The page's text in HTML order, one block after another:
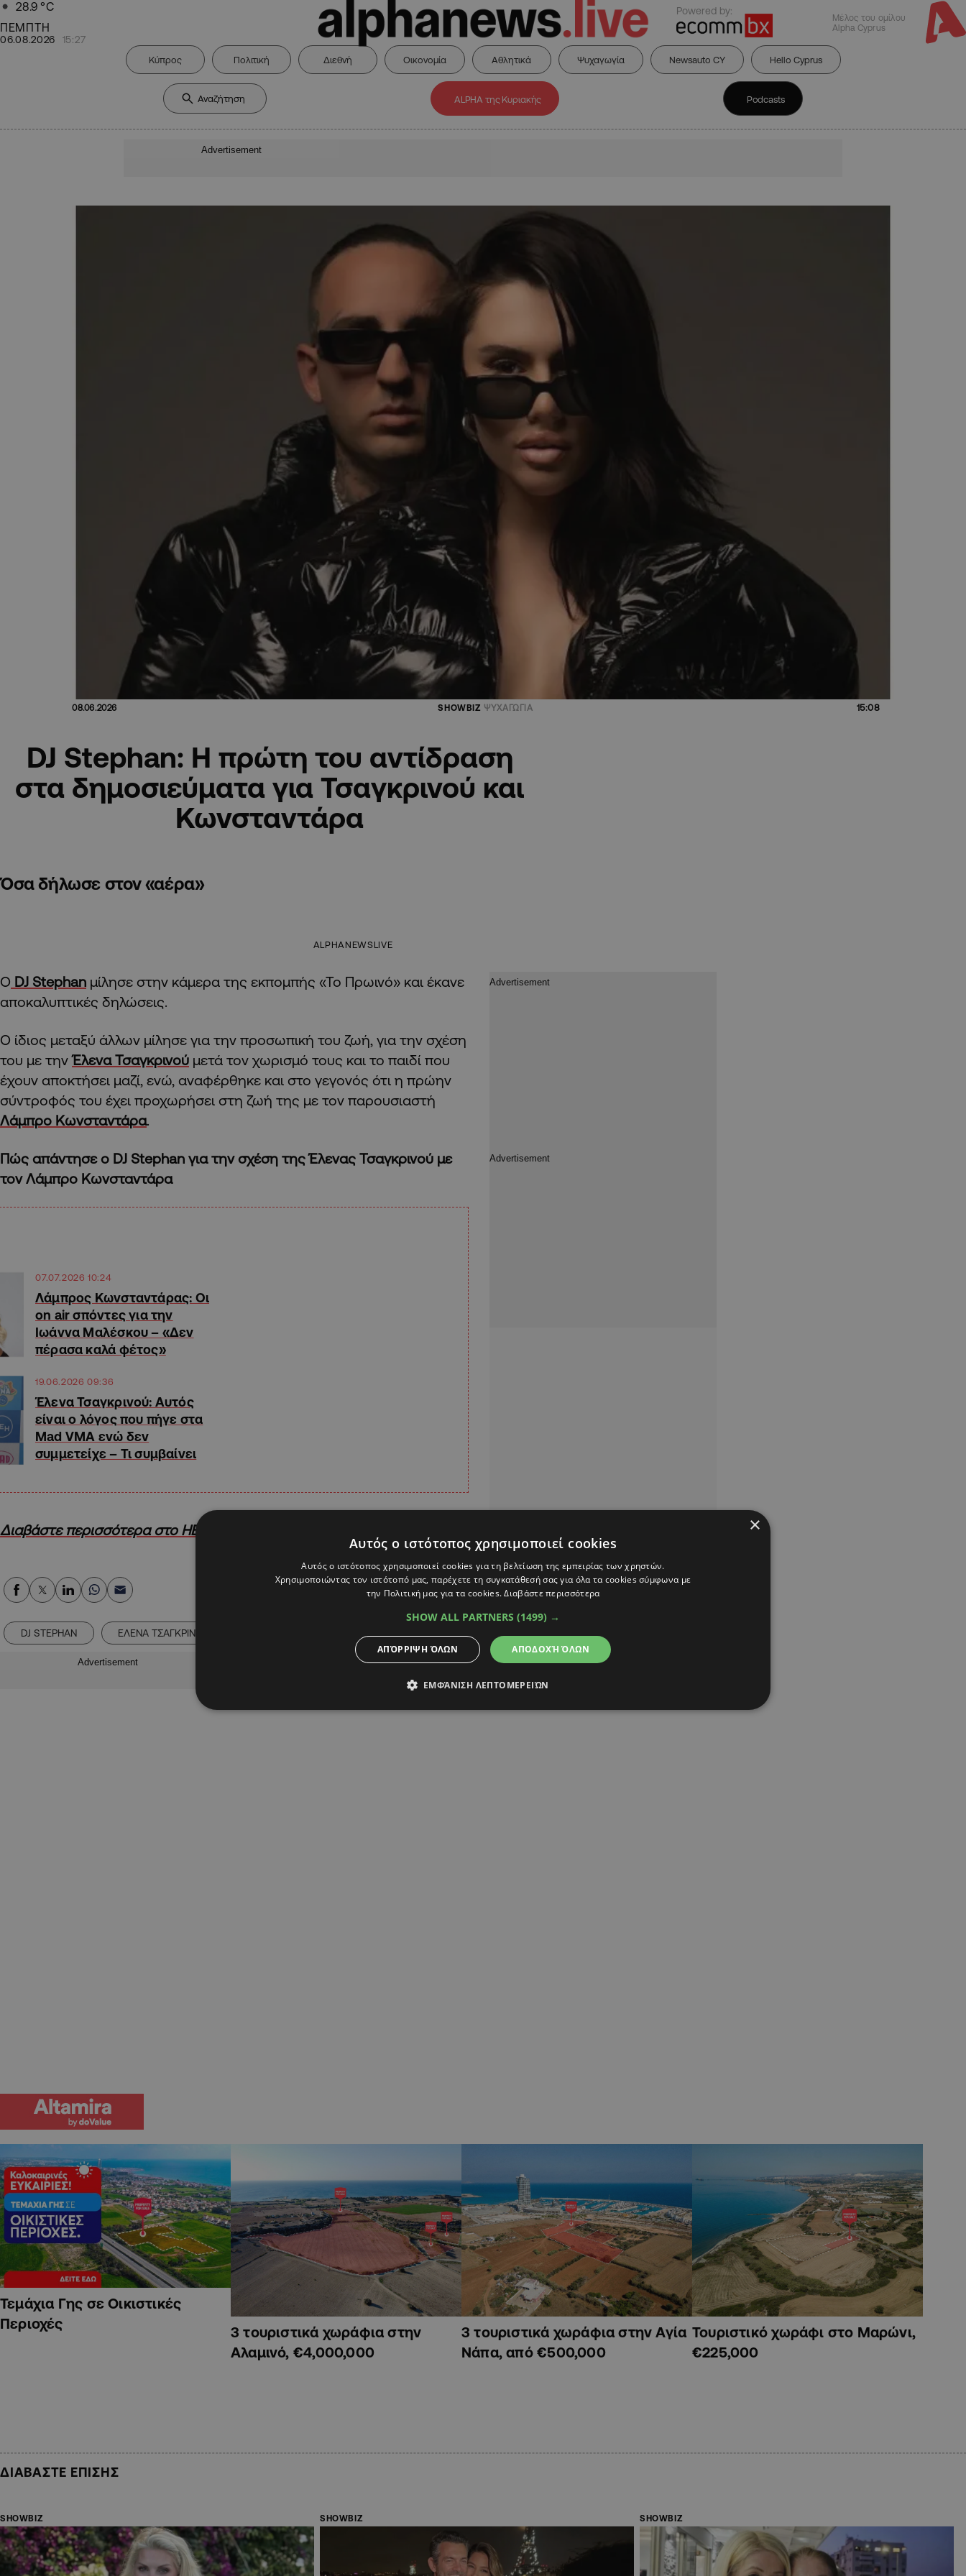
28.9 °C
ΠΕΜΠΤΗ
06.08.2026 15:27
Powered by:
Μέλος του ομίλου
Alpha Cyprus
Κύπρος Πολιτική Διεθνή Οικονομία Αθλητικά Ψυχαγωγία Newsauto CY Hello Cyprus
ALPHA της Κυριακής Podcasts
Advertisement
08.06.2026 SHOWBIZ ΨΥΧΑΓΩΓΙΑ 15:08
DJ Stephan: Η πρώτη του αντίδραση
στα δημοσιεύματα για Τσαγκρινού και
Κωνσταντάρα
Όσα δήλωσε στον «αέρα»
ALPHANEWSLIVE
Ο DJ Stephan μίλησε στην κάμερα της εκπομπής «Το Πρωινό» και έκανε
αποκαλυπτικές δηλώσεις.
Ο ίδιος μεταξύ άλλων μίλησε για την προσωπική του ζωή, για την σχέση
του με τηνΈλενα Τσαγκρινού μετά τον χωρισμό τους και το παιδί που
έχουν αποκτήσει μαζί, ενώ, αναφέρθηκε και στο γεγονός ότι η πρώην
σύντροφός του έχει προχωρήσει στη ζωή της με τον παρουσιαστή
Λάμπρο Κωνσταντάρα.
Πώς απάντησε ο DJ Stephan για την σχέση της Έλενας Τσαγκρινού με
τον Λάμπρο Κωνσταντάρα
07.07.2026 10:24
Λάμπρος Κωνσταντάρας: Οι
on air σπόντες για την
Ιωάννα Μαλέσκου – «Δεν
πέρασα καλά φέτος»
19.06.2026 09:36
Έλενα Τσαγκρινού: Aυτός
είναι ο λόγος που πήγε στα
Mad VMA ενώ δεν
συμμετείχε – Τι συμβαίνει
Διαβάστε περισσότερα στο HELLO!Cyprus
Alpha Podcasts
DJ STEPHAN ΕΛΕΝΑ ΤΣΑΓΚΡΙΝΟΥ
Advertisement
Τεμάχια Γης σε Οικιστικές
Περιοχές
3 τουριστικά χωράφια στην
Αλαμινό, €4,000,000
3 τουριστικά χωράφια στην Αγία
Νάπα, από €500,000
Τουριστικό χωράφι στο Μαρώνι,
€225,000
ΔΙΑΒΑΣΤΕ ΕΠΙΣΗΣ
SHOWBIZ SHOWBIZ SHOWBIZ
×
Αυτός ο ιστότοπος χρησιμοποιεί cookies
Αυτός ο ιστότοπος χρησιμοποιεί cookies για τη βελτίωση της εμπειρίας των χρηστών.
Χρησιμοποιώντας τον ιστότοπό μας, παρέχετε τη συγκατάθεσή σας για όλα τα cookies σύμφωνα με
την Πολιτική μας για τα cookies.Διαβάστε περισσότερα
SHOW ALL PARTNERS (1499) →
ΑΠΟΔΟΧΉ ΌΛΩΝ
ΑΠΌΡΡΙΨΗ ΌΛΩΝ
ΕΜΦΆΝΙΣΗ ΛΕΠΤΟΜΕΡΕΙΏΝ